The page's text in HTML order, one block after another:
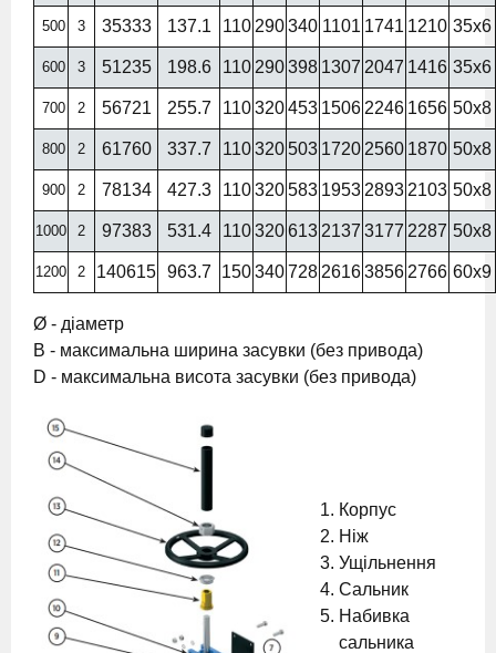
500 3 35333 137.1 110 290340 1101 1741 1210 35х6
600 3 51235 198.6 110 290398 1307 2047 1416 35х6
700 2 56721 255.7 110 320453 1506 2246 1656 50х8
800 2 61760 337.7 110 320503 1720 2560 1870 50х8
900 2 78134 427.3 110 320583 1953 2893 2103 50х8
1000 2 97383 531.4 110 320613 2137 3177 2287 50х8
1200 2 140615 963.7 150340728 26163856 2766 60х9
Ø - діаметр
B - максимальна ширина засувки (без привода)
D - максимальна висота засувки (без привода)
Корпус
Ніж
Ущільнення
Сальник
Набивка
сальника